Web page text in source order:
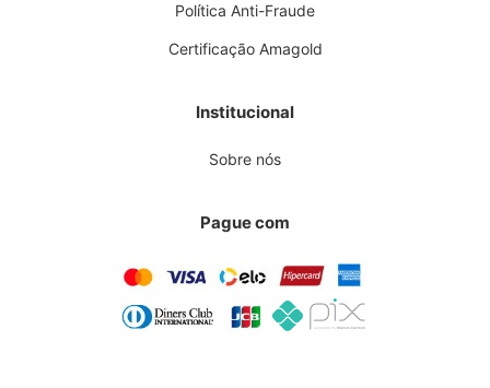
Política Anti-Fraude
Certificação Amagold
Institucional
Sobre nós
Pague com